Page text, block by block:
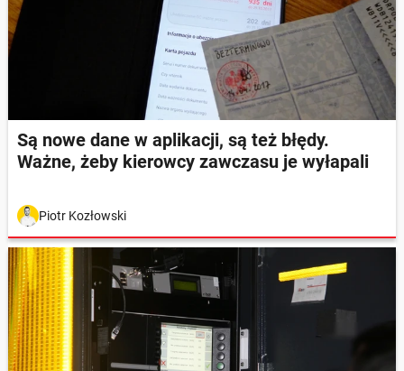
Są nowe dane w aplikacji, są też błędy.
Ważne, żeby kierowcy zawczasu je wyłapali
Piotr Kozłowski